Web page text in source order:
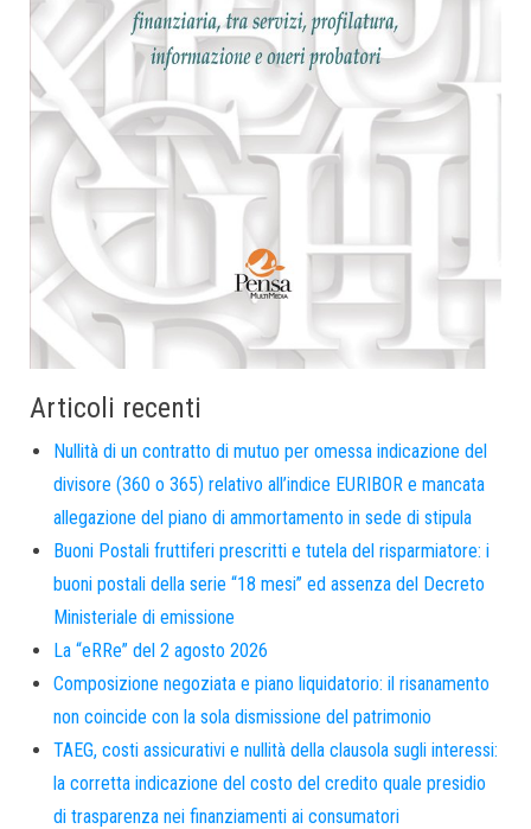
Articoli recenti
Nullità di un contratto di mutuo per omessa indicazione del
divisore (360 o 365) relativo all’indice EURIBOR e mancata
allegazione del piano di ammortamento in sede di stipula
Buoni Postali fruttiferi prescritti e tutela del risparmiatore: i
buoni postali della serie “18 mesi” ed assenza del Decreto
Ministeriale di emissione
La “eRRe” del 2 agosto 2026
Composizione negoziata e piano liquidatorio: il risanamento
non coincide con la sola dismissione del patrimonio
TAEG, costi assicurativi e nullità della clausola sugli interessi:
la corretta indicazione del costo del credito quale presidio
di trasparenza nei finanziamenti ai consumatori